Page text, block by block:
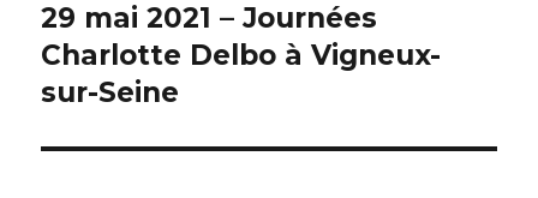
Article
suivant :
29 mai 2021 – Journées
Charlotte Delbo à Vigneux-
sur-Seine